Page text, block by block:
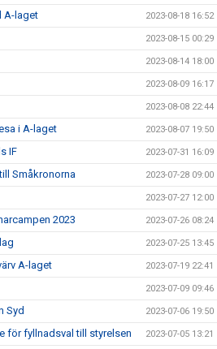
A-laget 2023-08-18 16:52
2023-08-15 00:29
2023-08-14 18:00
2023-08-09 16:17
2023-08-08 22:44
i A-laget 2023-08-07 19:50
IF 2023-07-31 16:09
Småkronorna 2023-07-28 09:00
2023-07-27 12:00
2023 2023-07-26 08:24
2023-07-25 13:45
A-laget 2023-07-19 22:41
2023-07-09 09:46
Syd 2023-07-06 19:50
för fyllnadsval till styrelsen 2023-07-05 13:21